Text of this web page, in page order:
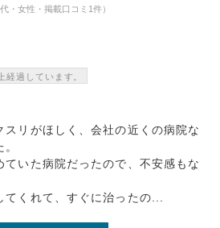
・女性・掲載口コミ1件）
経過しています。
スリがほしく、会社の近くの病院な
ていた病院だったので、不安感もな
くれて、すぐに治ったの...